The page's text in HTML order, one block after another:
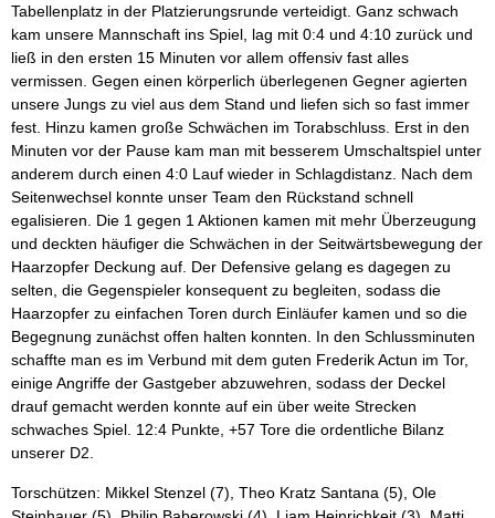
Tabellenplatz in der Platzierungsrunde verteidigt. Ganz schwach
kam unsere Mannschaft ins Spiel, lag mit 0:4 und 4:10 zurück und
ließ in den ersten 15 Minuten vor allem offensiv fast alles
vermissen. Gegen einen körperlich überlegenen Gegner agierten
unsere Jungs zu viel aus dem Stand und liefen sich so fast immer
fest. Hinzu kamen große Schwächen im Torabschluss. Erst in den
Minuten vor der Pause kam man mit besserem Umschaltspiel unter
anderem durch einen 4:0 Lauf wieder in Schlagdistanz. Nach dem
Seitenwechsel konnte unser Team den Rückstand schnell
egalisieren. Die 1 gegen 1 Aktionen kamen mit mehr Überzeugung
und deckten häufiger die Schwächen in der Seitwärtsbewegung der
Haarzopfer Deckung auf. Der Defensive gelang es dagegen zu
selten, die Gegenspieler konsequent zu begleiten, sodass die
Haarzopfer zu einfachen Toren durch Einläufer kamen und so die
Begegnung zunächst offen halten konnten. In den Schlussminuten
schaffte man es im Verbund mit dem guten Frederik Actun im Tor,
einige Angriffe der Gastgeber abzuwehren, sodass der Deckel
drauf gemacht werden konnte auf ein über weite Strecken
schwaches Spiel. 12:4 Punkte, +57 Tore die ordentliche Bilanz
unserer D2.
Torschützen: Mikkel Stenzel (7), Theo Kratz Santana (5), Ole